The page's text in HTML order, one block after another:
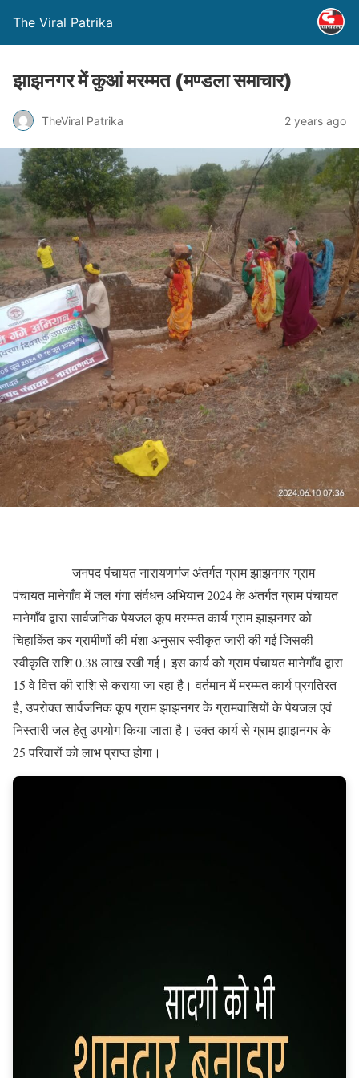
The Viral Patrika
झाझनगर में कुआं मरम्मत (मण्‍डला समाचार)
TheViral Patrika 2 years ago
जनपद पंचायत नारायणगंज अंतर्गत ग्राम झाझनगर ग्राम
पंचायत मानेगाँव में जल गंगा संर्वधन अभियान 2024 के अंतर्गत ग्राम पंचायत
मानेगाँव द्वारा सार्वजनिक पेयजल कूप मरम्मत कार्य ग्राम झाझनगर को
चिहाकिंत कर ग्रामीणों की मंशा अनुसार स्वीकृत जारी की गई जिसकी
स्वीकृति राशि 0.38 लाख रखी गई। इस कार्य को ग्राम पंचायत मानेगाँव द्वारा
15 वे वित्त की राशि से कराया जा रहा है। वर्तमान में मरम्मत कार्य प्रगतिरत
है, उपरोक्त सार्वजनिक कूप ग्राम झाझनगर के ग्रामवासियों के पेयजल एवं
निस्तारी जल हेतु उपयोग किया जाता है। उक्त कार्य से ग्राम झाझनगर के
25 परिवारों को लाभ प्राप्त होगा।